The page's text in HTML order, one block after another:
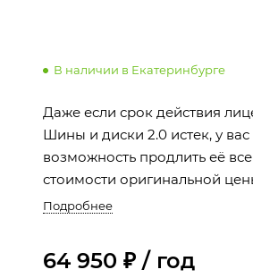
В наличии в Екатеринбурге
Даже если срок действия
Шины и диски 2.0 истек, у вас
возможность продлить её
стоимости оригинальной
лицензия активна, вы
регулярными обновлениями
поддержкой.
Подробнее
64 950 ₽ / год